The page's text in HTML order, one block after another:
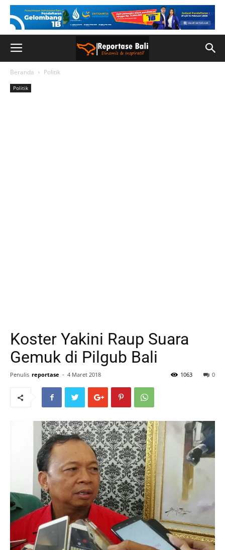
Beranda Politik
Politik
Koster Yakini Raup Suara
Gemuk di Pilgub Bali
Penulis reportase - 4 Maret 2018 0
1063